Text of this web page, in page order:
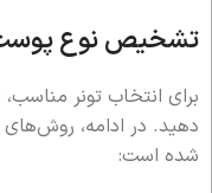
تشخیص نوع
برای انتخاب تونر
دهید. در ادامه،
شده است: